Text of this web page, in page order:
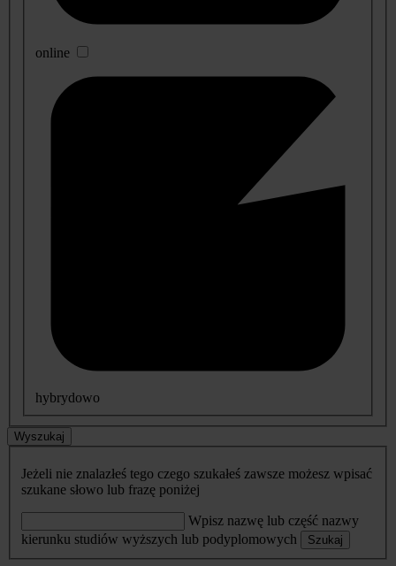
online
hybrydowo
Wyszukaj
Jeżeli nie znalazłeś tego czego szukałeś zawsze możesz wpisać
szukane słowo lub frazę poniżej
Wpisz nazwę lub część nazwy
kierunku studiów wyższych lub podyplomowych
Szukaj